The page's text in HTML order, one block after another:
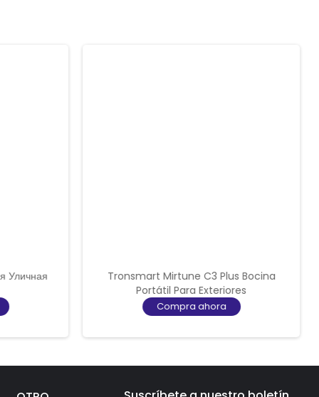
Tronsmart Mirtune C3 Plus Bocina
Portátil Para Exteriores
Compra ahora